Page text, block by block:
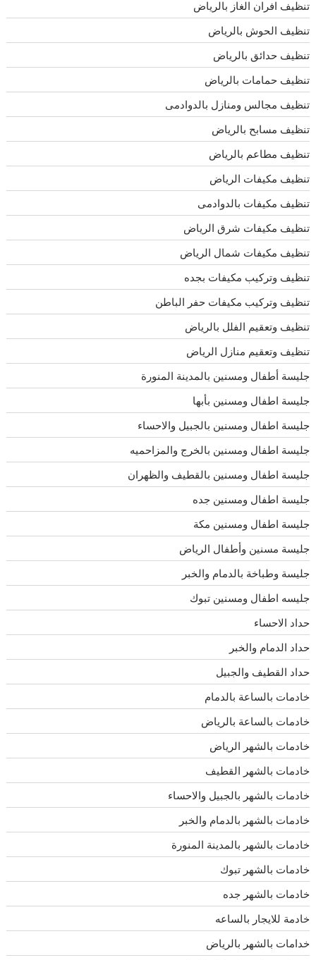
تنظيف افران الغاز بالرياض
تنظيف الحوش بالرياض
تنظيف حدائق بالرياض
تنظيف حمامات بالرياض
تنظيف مجالس ومنازل بالدوادمى
تنظيف مسابح بالرياض
تنظيف مطاعم بالرياض
تنظيف مكيفات الرياض
تنظيف مكيفات بالدوادمى
تنظيف مكيفات شرق الرياض
تنظيف مكيفات شمال الرياض
تنظيف وتركيب مكيفات بجده
تنظيف وتركيب مكيفات حفر الباطن
تنظيف وتعقيم الفلل بالرياض
تنظيف وتعقيم منازل الرياض
جليسة أطفال ومسنين بالمدينة المنورة
جليسة اطفال ومسنين بأبها
جليسة اطفال ومسنين بالجبيل والاحساء
جليسة اطفال ومسنين بالخرج والمزاحميه
جليسة اطفال ومسنين بالقطيف والظهران
جليسة اطفال ومسنين جده
جليسة اطفال ومسنين مكة
جليسة مسنين وأطفال الرياض
جليسة وطباخة بالدمام والخبر
جليسه اطفال ومسنين تبوك
حداد الاحساء
حداد الدمام والخبر
حداد القطيف والجبيل
خادمات بالساعة بالدمام
خادمات بالساعة بالرياض
خادمات بالشهر الرياض
خادمات بالشهر القطيف
خادمات بالشهر بالجبيل والاحساء
خادمات بالشهر بالدمام والخبر
خادمات بالشهر بالمدينة المنورة
خادمات بالشهر تبوك
خادمات بالشهر جده
خادمة للايجار بالساعه
خدامات بالشهر بالرياض